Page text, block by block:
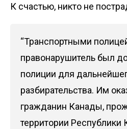
К счастью, никто не
“Транспортными
правонарушитель был
полиции для
разбирательства. Им
гражданин Канады,
территории Республики